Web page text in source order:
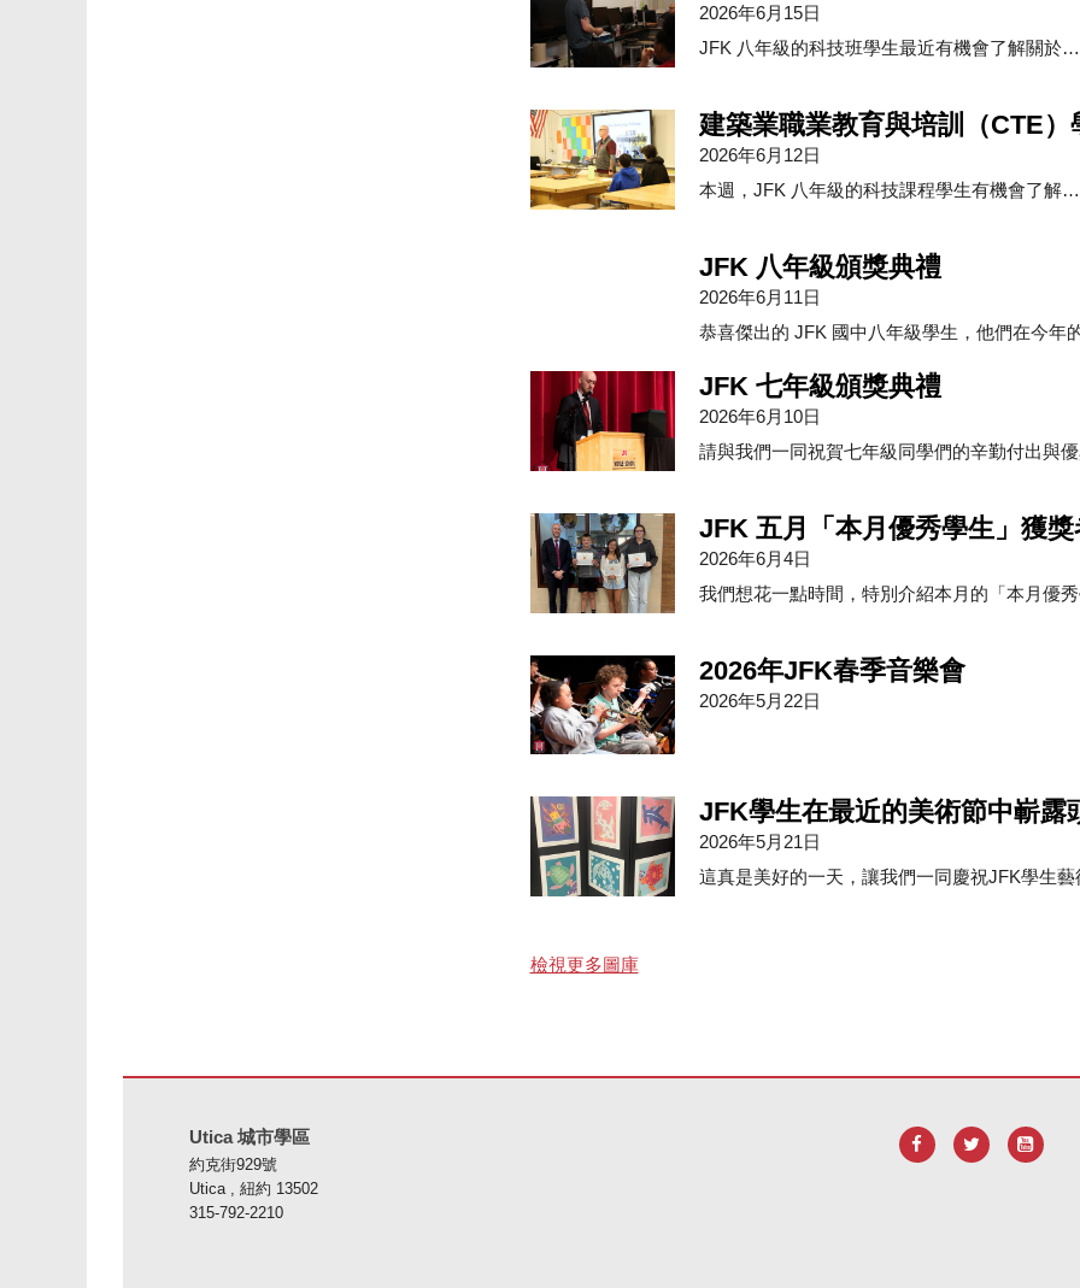
2026年6月15日
JFK 八年級的科技班學生最近有機會了解關於
建築業職業教育與培訓（CTE）
2026年6月12日
本週，JFK 八年級的科技課程學生有機會了解
JFK 八年級頒獎典禮
2026年6月11日
恭喜傑出的 JFK 國中八年級學生，他們在今
JFK 七年級頒獎典禮
2026年6月10日
請與我們一同祝賀七年級同學們的辛勤付出與
JFK 五月「本月優秀學生」獲獎
2026年6月4日
我們想花一點時間，特別介紹本月的「本月優
2026年JFK春季音樂會
2026年5月22日
JFK學生在最近的美術節中嶄露
2026年5月21日
這真是美好的一天，讓我們一同慶祝JFK學生
檢視更多圖庫
Utica 城市學區
約克街929號
Utica , 紐約 13502
315-792-2210